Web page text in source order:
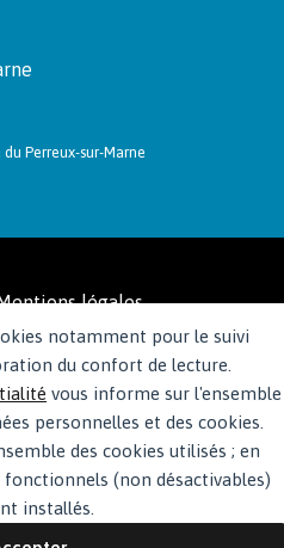
notamment pour le suivi
du confort de lecture.
vous informe sur l'ensemble
personnelles et des cookies.
des cookies utilisés ; en
fonctionnels (non désactivables)
installés.
Per­reux-sur-Marne
légales
du CDBM
Centre des bords de Marne